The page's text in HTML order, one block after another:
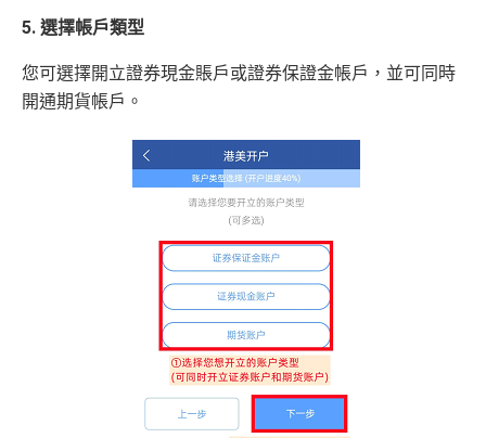
5. 選擇帳戶類型
您可選擇開立證券現金賬戶或證券保證金帳戶，並可同時
開通期貨帳戶。